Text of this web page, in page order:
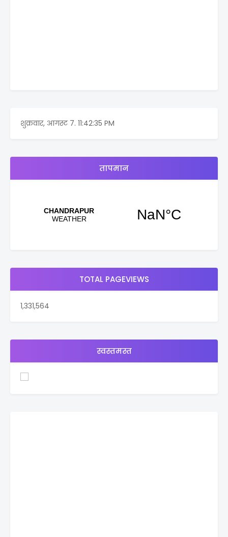
शुक्रवार, आगस्ट 7. 11:42:35 PM
तापमान
TOTAL PAGEVIEWS
1,331,564
स्वस्तमस्त